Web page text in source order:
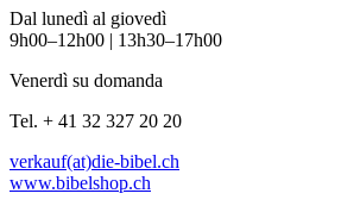
Dal lunedì al giovedì
9h00–12h00 | 13h30–17h00
Venerdì su domanda
Tel. + 41 32 327 20 20
verkauf(at)die-bibel.ch
www.bibelshop.ch